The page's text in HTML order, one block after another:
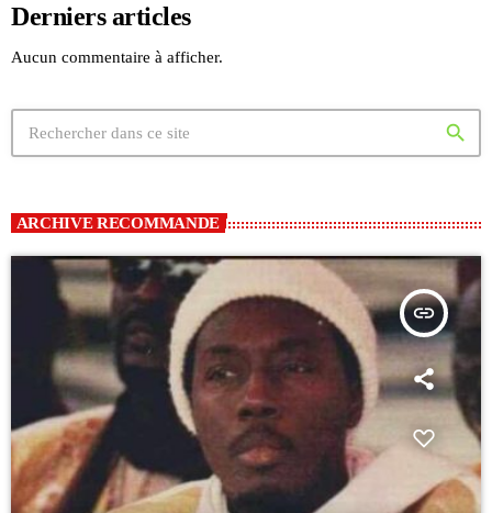
Derniers articles
Aucun commentaire à afficher.
search
ARCHIVE RECOMMANDE
insert_link